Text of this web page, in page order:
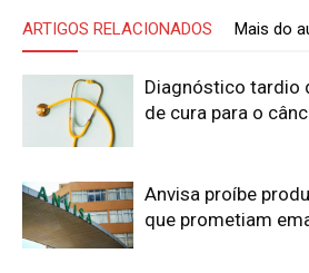
ARTIGOS RELACIONADOS Mais do
Diagnóstico tardio
de cura para o
Anvisa proíbe
que prometiam